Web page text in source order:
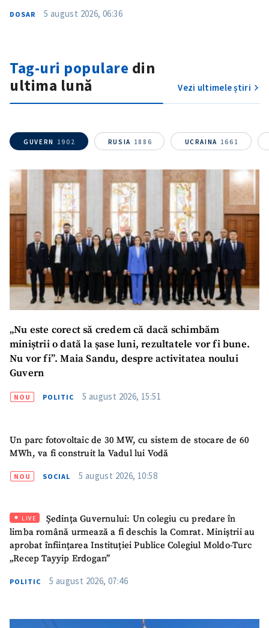
DOSAR 5 august 2026, 06:36
Tag-uri populare din
ultima lună
Vezi ultimele știri
GUVERN 1902 RUSIA 1886 UCRAINA 1661
„Nu este corect să credem că dacă schimbăm
miniștrii o dată la șase luni, rezultatele vor fi bune.
Nu vor fi”. Maia Sandu, despre activitatea noului
Guvern
NOU POLITIC 5 august 2026, 15:51
Un parc fotovoltaic de 30 MW, cu sistem de stocare de 60
MWh, va fi construit la Vadul lui Vodă
NOU SOCIAL 5 august 2026, 10:58
LIVE
Ședința Guvernului: Un colegiu cu predare în
limba română urmează a fi deschis la Comrat. Miniștrii au
aprobat înființarea Instituției Publice Colegiul Moldo-Turc
„Recep Tayyip Erdogan”
POLITIC 5 august 2026, 07:46